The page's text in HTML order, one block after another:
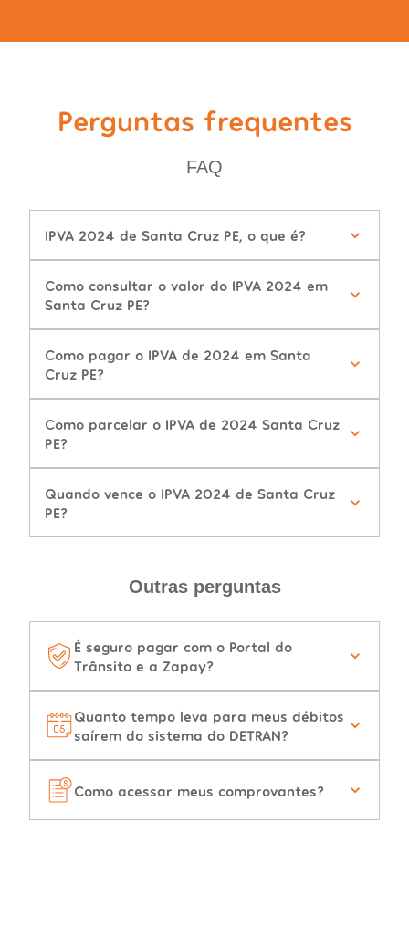
Perguntas frequentes
FAQ
IPVA 2024 de Santa Cruz PE, o que é?
Como consultar o valor do IPVA 2024 em
Santa Cruz PE?
Como pagar o IPVA de 2024 em Santa
Cruz PE?
Como parcelar o IPVA de 2024 Santa Cruz
PE?
Quando vence o IPVA 2024 de Santa Cruz
PE?
Outras perguntas
É seguro pagar com o Portal do
Trânsito e a Zapay?
Quanto tempo leva para meus débitos
saírem do sistema do DETRAN?
Como acessar meus comprovantes?